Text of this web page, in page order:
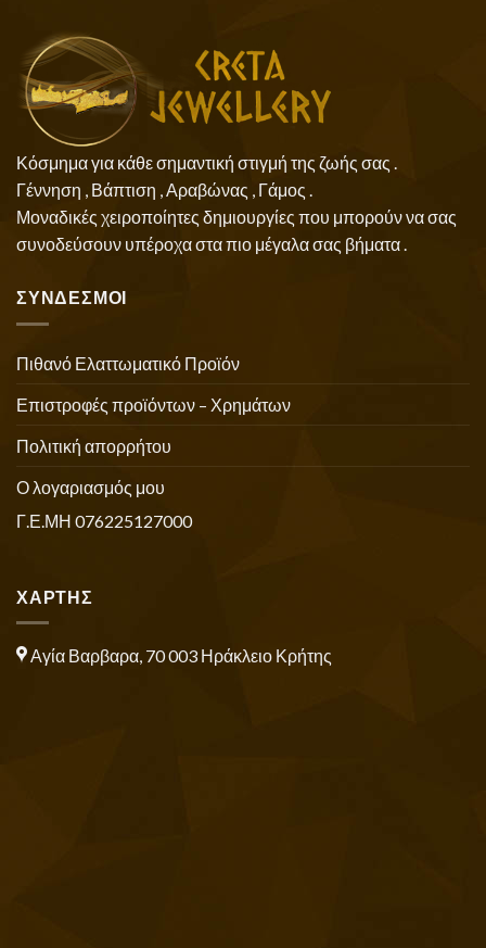
Κόσμημα για κάθε σημαντική στιγμή της ζωής σας .
Γέννηση , Βάπτιση , Αραβώνας , Γάμος .
Μοναδικές χειροποίητες δημιουργίες που μπορούν να σας
συνοδεύσουν υπέροχα στα πιο μέγαλα σας βήματα .
ΣΥΝΔΕΣΜΟΙ
Πιθανό Ελαττωματικό Προϊόν
Επιστροφές προϊόντων – Χρημάτων
Πολιτική απορρήτου
Ο λογαριασμός μου
Γ.Ε.ΜΗ 076225127000
ΧΑΡΤΗΣ
Αγία Βαρβαρα, 70 003 Ηράκλειο Κρήτης